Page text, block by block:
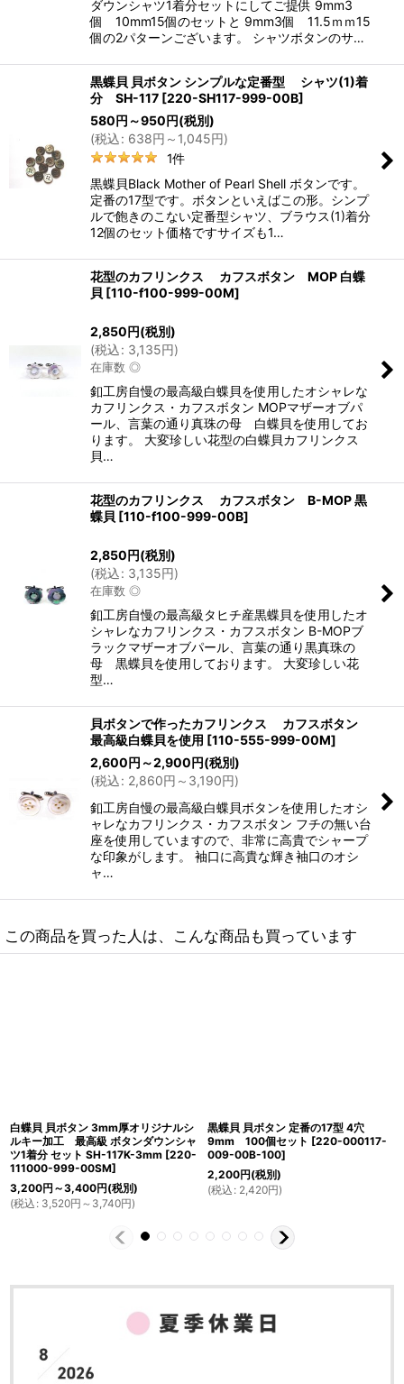
ダウンシャツ1着分セットにしてご提供 9mm3
個 10mm15個のセットと 9mm3個 11.5ｍｍ15
個の2パターンございます。 シャツボタンのサ…
黒蝶貝 貝ボタン シンプルな定番型 シャツ(1)着
分 SH-117 [220-SH117-999-00B]
580円 ～950円(税別)
(税込: 638円 ～1,045円)
1件
黒蝶貝Black Mother of Pearl Shell ボタンです。
定番の17型です。ボタンといえばこの形。シンプ
ルで飽きのこない定番型シャツ、ブラウス(1)着分
12個のセット価格ですサイズも1…
花型のカフリンクス カフスボタン MOP 白蝶
貝 [110-f100-999-00M]
2,850円(税別)
(税込: 3,135円)
在庫数 ◎
釦工房自慢の最高級白蝶貝を使用したオシャレな
カフリンクス・カフスボタン MOPマザーオブパ
ール、言葉の通り真珠の母 白蝶貝を使用してお
ります。 大変珍しい花型の白蝶貝カフリンクス
貝…
花型のカフリンクス カフスボタン B-MOP 黒
蝶貝 [110-f100-999-00B]
2,850円(税別)
(税込: 3,135円)
在庫数 ◎
釦工房自慢の最高級タヒチ産黒蝶貝を使用したオ
シャレなカフリンクス・カフスボタン B-MOPブ
ラックマザーオブパール、言葉の通り黒真珠の
母 黒蝶貝を使用しております。 大変珍しい花
型…
貝ボタンで作ったカフリンクス カフスボタン
最高級白蝶貝を使用 [110-555-999-00M]
2,600円 ～2,900円(税別)
(税込: 2,860円 ～3,190円)
釦工房自慢の最高級白蝶貝ボタンを使用したオシ
ャレなカフリンクス・カフスボタン フチの無い台
座を使用していますので、非常に高貴でシャープ
な印象がします。 袖口に高貴な輝き袖口のオシ
ャ…
この商品を買った人は、こんな商品も買っています
白蝶貝 貝ボタン 3mm厚オリジナルシ
ルキー加工 最高級 ボタンダウンシャ
ツ1着分 セット SH-117K-3mm [220-
111000-999-00SM]
3,200円 ～3,400円(税別)
(税込 : 3,520円 ～3,740円)
黒蝶貝 貝ボタン 定番の17型 4穴
9mm 100個セット [220-000117-
009-00B-100]
2,200円(税別)
(税込 : 2,420円)